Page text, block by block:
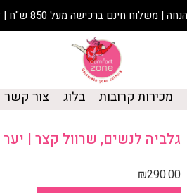
מכירות קרובות בלוג צור קשר
גלביה לנשים, שרוול קצר |
₪290.00